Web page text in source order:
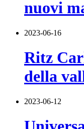
nuovi
2023-06-16
Ritz
della
2023-06-12